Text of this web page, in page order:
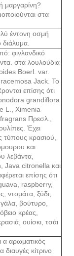
μαργαρίνη?
στα
έντονη οσμή
φινλανδικό
στα λουλούδια
Boerl. var.
Jack. Το
επίσης ότι
grandiflora
L., Ximenia
Πρεσλ.,
Έχει
τύπους κρασιού,
και
λεβάντα,
Java citronella και
επίσης ότι
raspberry,
ντομάτα, ξύδι,
βούτυρο,
κρέας,
ουίσκι, τσάι
α αρωματικός
κίτρινο